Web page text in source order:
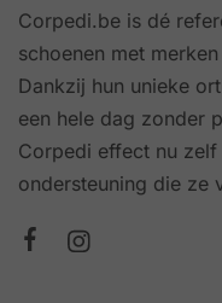
Corpedi.be is dé
schoenen met
Dankzij hun unieke
een hele dag zonder
Corpedi effect nu
ondersteuning die ze